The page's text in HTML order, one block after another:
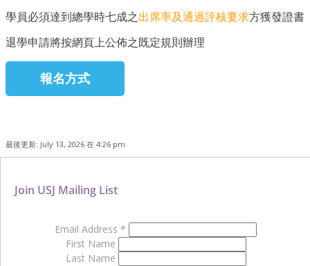
學員必須達到總學時七成之出席率及通過評核要求方獲發證書
退學申請將按網頁上公佈之既定規則辦理
報名方式
最後更新: July 13, 2026 在 4:26 pm
Join USJ Mailing List
Email Address *
First Name
Last Name